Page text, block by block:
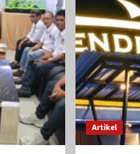
Artikel